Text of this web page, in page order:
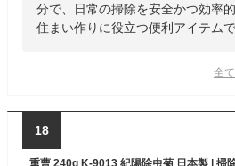
分で、日常の掃除を安全かつ効率
住まい作りに役立つ便利アイテムで
全
18